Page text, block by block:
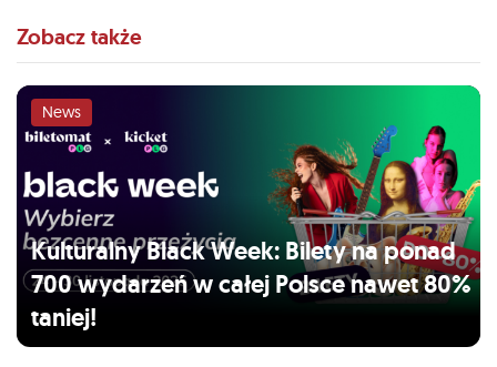
Zobacz także
Kulturalny Black Week: Bilety na ponad
700 wydarzeń w całej Polsce nawet 80%
taniej!
News